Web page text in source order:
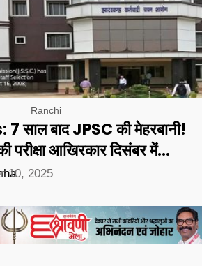
Ranchi
साल बाद JPSC की मेहरबानी!
परीक्षा आखिरकार दिसंबर में…
10, 2025